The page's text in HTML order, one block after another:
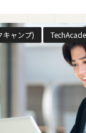
キャンプ)